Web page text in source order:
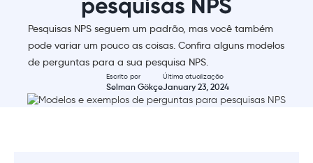
pesquisas NPS
Pesquisas NPS seguem um padrão, mas você também
pode variar um pouco as coisas. Confira alguns modelos
de perguntas para a sua pesquisa NPS.
Escrito por
Selman Gökçe
Última atualização
January 23, 2024